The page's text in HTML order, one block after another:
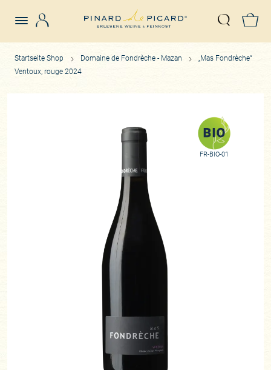
Suche
Startseite Shop Domaine de Fondrèche - Mazan
„Mas Fondrèche“
Ventoux, rouge 2024
FR-BIO-01